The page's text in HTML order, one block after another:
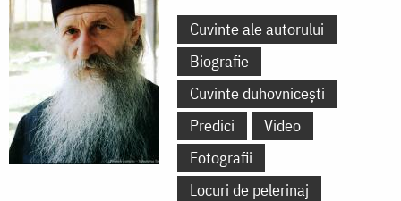
Cuvinte ale autorului
Biografie
Cuvinte duhovnicești
Predici
Video
Fotografii
Locuri de pelerinaj